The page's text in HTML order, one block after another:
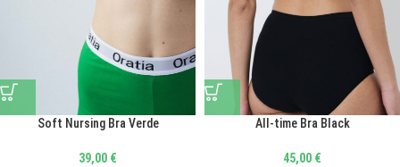
Soft Nursing Bra Verde
39,00 €
All-time Bra Black
45,00 €